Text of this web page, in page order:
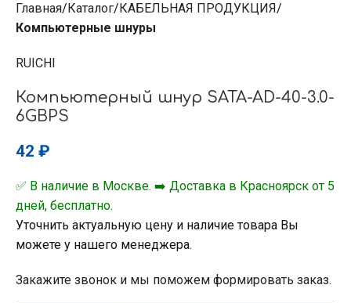
Главная Каталог КАБЕЛЬНАЯ ПРОДУКЦИЯ
Компьютерные шнуры
RUICHI
Компьютерный шнур SATA-AD-40-3.0-
6GBPS
42 ₽
✅ В наличие в Москве. ➡️ Доставка в Красноярск от 5
дней, бесплатно.
Уточнить актуальную цену и наличие товара Вы
можете у нашего менеджера.
Закажите звонок и мы поможем формировать заказ.